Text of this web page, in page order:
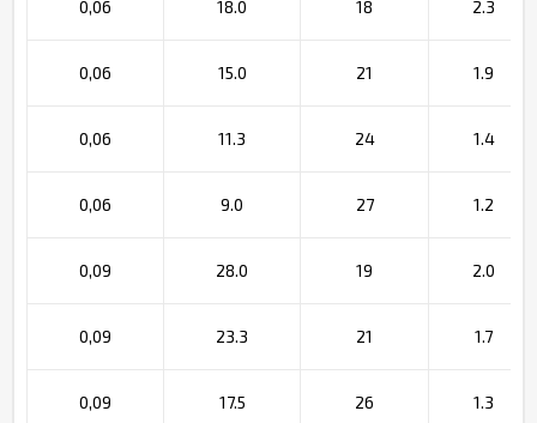
0,06 18.0 18 2.3
0,06 15.0 21 1.9
0,06 11.3 24 1.4
0,06 9.0 27 1.2
0,09 28.0 19 2.0
0,09 23.3 21 1.7
0,09 17.5 26 1.3